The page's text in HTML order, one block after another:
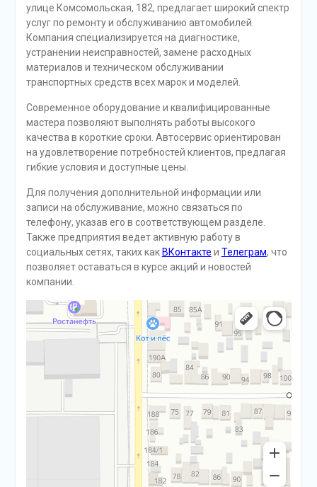
улице Комсомольская, 182, предлагает широкий спектр
услуг по ремонту и обслуживанию автомобилей.
Компания специализируется на диагностике,
устранении неисправностей, замене расходных
материалов и техническом обслуживании
транспортных средств всех марок и моделей.
Современное оборудование и квалифицированные
мастера позволяют выполнять работы высокого
качества в короткие сроки. Автосервис ориентирован
на удовлетворение потребностей клиентов, предлагая
гибкие условия и доступные цены.
Для получения дополнительной информации или
записи на обслуживание, можно связаться по
телефону, указав его в соответствующем разделе.
Также предприятия ведет активную работу в
социальных сетях, таких как ВКонтакте и Телеграм, что
позволяет оставаться в курсе акций и новостей
компании.